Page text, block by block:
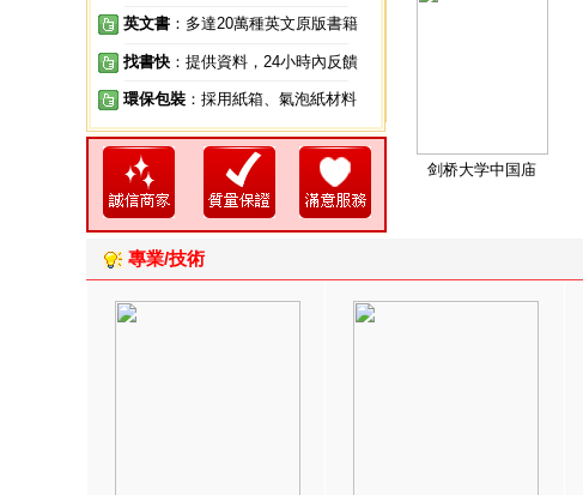
英文書 ：多達20萬種英文原版書籍
找書快 ：提供資料，24小時內反饋
環保包裝 ：採用紙箱、氣泡紙材料
剑桥大学中国庙
專業/技術